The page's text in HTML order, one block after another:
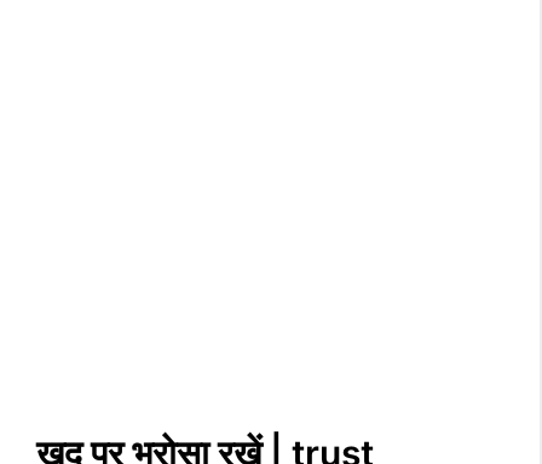
खुद पर भरोसा रखें | trust